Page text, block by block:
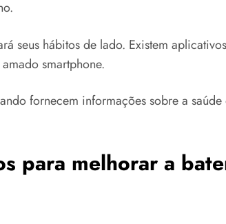
seus hábitos de lado. Existem
smartphone.
fornecem informações sobre a
para melhorar a